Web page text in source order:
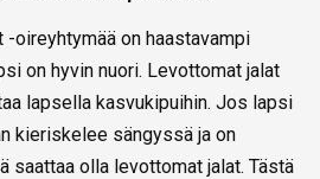
oireyhtymää on haastavampi
on hyvin nuori. Levottomat jalat
lapsella kasvukipuihin. Jos lapsi
kieriskelee sängyssä ja on
saattaa olla levottomat jalat. Tästä